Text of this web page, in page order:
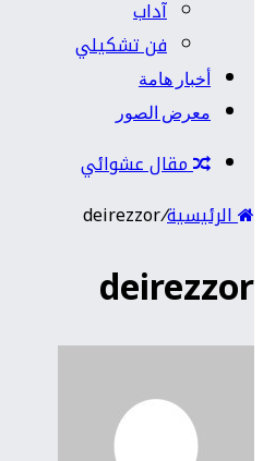
آداب
فن تشكيلي
أخبار هامة
معرض الصور
مقال عشوائي
الرئيسية/
deirezzor
deirezzor